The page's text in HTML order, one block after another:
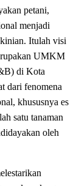
petani,
menjadi
Itulah visi
UMKM
di Kota
dari fenomena
khususnya es
satu tanaman
oleh